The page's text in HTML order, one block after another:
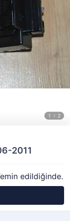
2011
edildiğinde.